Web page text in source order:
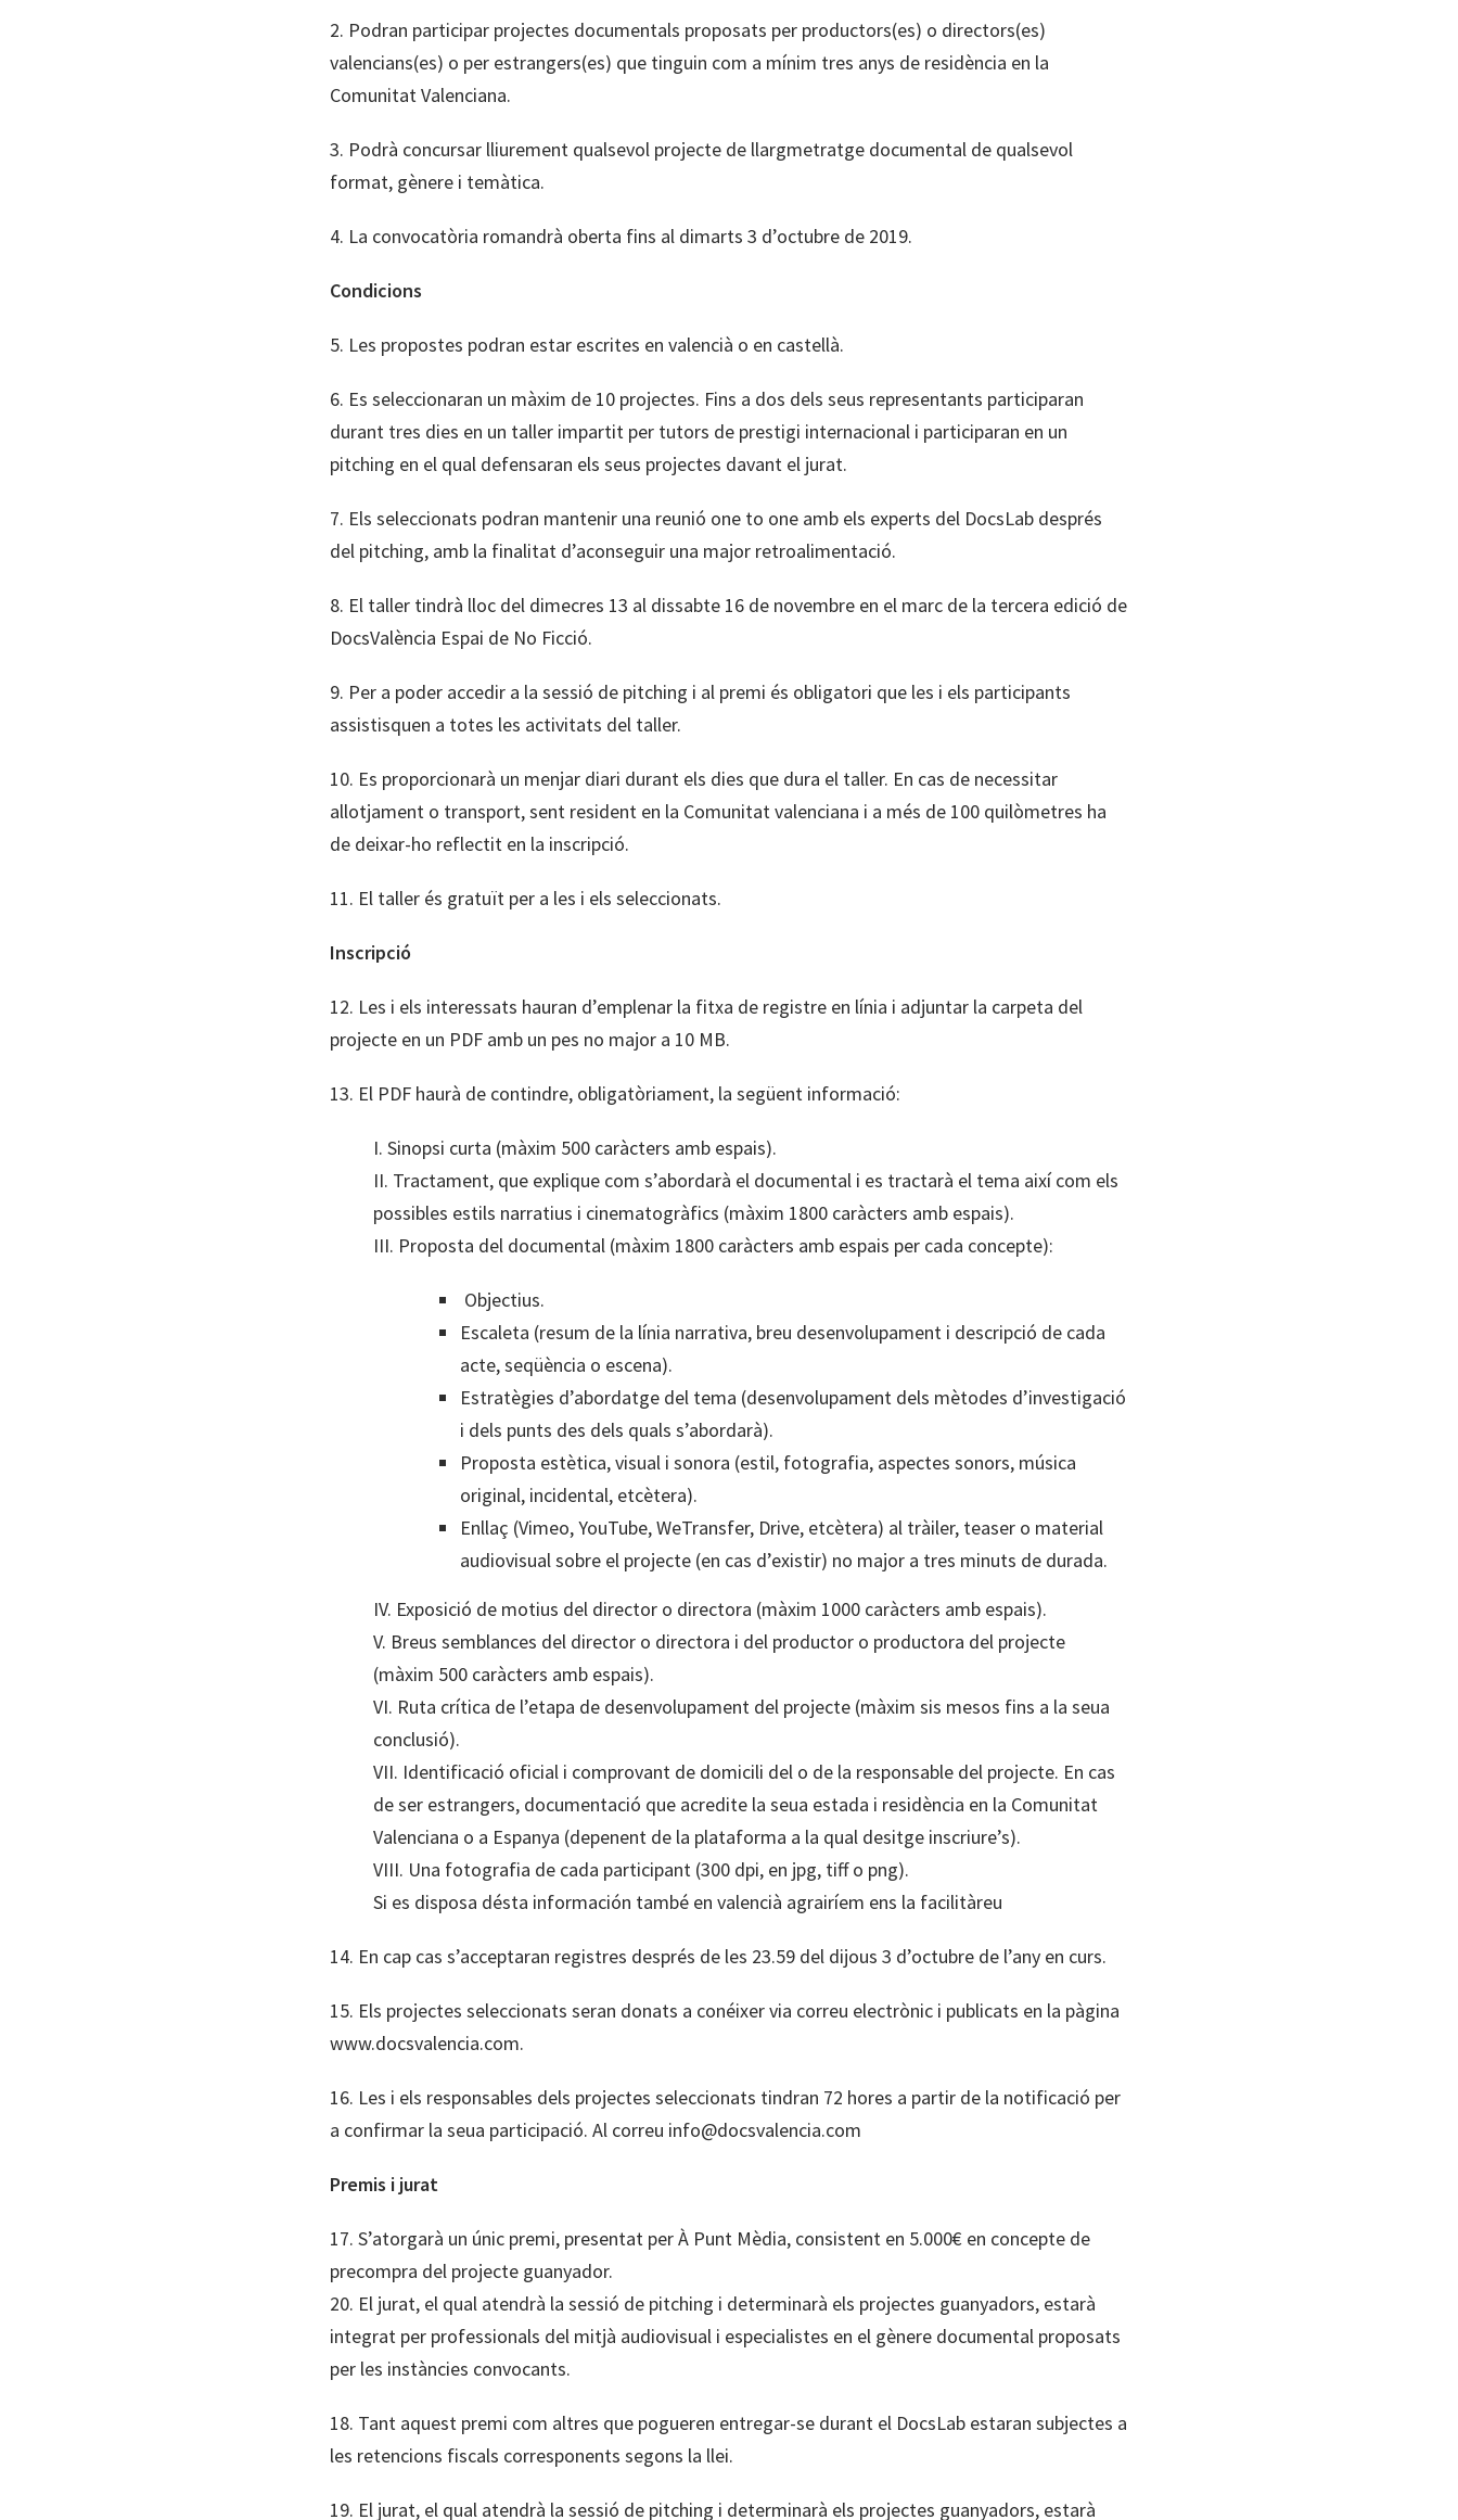
2. Podran participar projectes documentals proposats per productors(es) o directors(es)
valencians(es) o per estrangers(es) que tinguin com a mínim tres anys de residència en la
Comunitat Valenciana.
3. Podrà concursar lliurement qualsevol projecte de llargmetratge documental de qualsevol
format, gènere i temàtica.
4. La convocatòria romandrà oberta fins al dimarts 3 d’octubre de 2019.
Condicions
5. Les propostes podran estar escrites en valencià o en castellà.
6. Es seleccionaran un màxim de 10 projectes. Fins a dos dels seus representants participaran
durant tres dies en un taller impartit per tutors de prestigi internacional i participaran en un
pitching en el qual defensaran els seus projectes davant el jurat.
7. Els seleccionats podran mantenir una reunió one to one amb els experts del DocsLab després
del pitching, amb la finalitat d’aconseguir una major retroalimentació.
8. El taller tindrà lloc del dimecres 13 al dissabte 16 de novembre en el marc de la tercera edició de
DocsValència Espai de No Ficció.
9. Per a poder accedir a la sessió de pitching i al premi és obligatori que les i els participants
assistisquen a totes les activitats del taller.
10. Es proporcionarà un menjar diari durant els dies que dura el taller. En cas de necessitar
allotjament o transport, sent resident en la Comunitat valenciana i a més de 100 quilòmetres ha
de deixar-ho reflectit en la inscripció.
11. El taller és gratuït per a les i els seleccionats.
Inscripció
12. Les i els interessats hauran d’emplenar la fitxa de registre en línia i adjuntar la carpeta del
projecte en un PDF amb un pes no major a 10 MB.
13. El PDF haurà de contindre, obligatòriament, la següent informació:
I. Sinopsi curta (màxim 500 caràcters amb espais).
II. Tractament, que explique com s’abordarà el documental i es tractarà el tema així com els
possibles estils narratius i cinematogràfics (màxim 1800 caràcters amb espais).
III. Proposta del documental (màxim 1800 caràcters amb espais per cada concepte):
Objectius.
Escaleta (resum de la línia narrativa, breu desenvolupament i descripció de cada
acte, seqüència o escena).
Estratègies d’abordatge del tema (desenvolupament dels mètodes d’investigació
i dels punts des dels quals s’abordarà).
Proposta estètica, visual i sonora (estil, fotografia, aspectes sonors, música
original, incidental, etcètera).
Enllaç (Vimeo, YouTube, WeTransfer, Drive, etcètera) al tràiler, teaser o material
audiovisual sobre el projecte (en cas d’existir) no major a tres minuts de durada.
IV. Exposició de motius del director o directora (màxim 1000 caràcters amb espais).
V. Breus semblances del director o directora i del productor o productora del projecte
(màxim 500 caràcters amb espais).
VI. Ruta crítica de l’etapa de desenvolupament del projecte (màxim sis mesos fins a la seua
conclusió).
VII. Identificació oficial i comprovant de domicili del o de la responsable del projecte. En cas
de ser estrangers, documentació que acredite la seua estada i residència en la Comunitat
Valenciana o a Espanya (depenent de la plataforma a la qual desitge inscriure’s).
VIII. Una fotografia de cada participant (300 dpi, en jpg, tiff o png).
Si es disposa désta información també en valencià agrairíem ens la facilitàreu
14. En cap cas s’acceptaran registres després de les 23.59 del dijous 3 d’octubre de l’any en curs.
15. Els projectes seleccionats seran donats a conéixer via correu electrònic i publicats en la pàgina
www.docsvalencia.com.
16. Les i els responsables dels projectes seleccionats tindran 72 hores a partir de la notificació per
a confirmar la seua participació. Al correu info@docsvalencia.com
Premis i jurat
17. S’atorgarà un únic premi, presentat per À Punt Mèdia, consistent en 5.000€ en concepte de
precompra del projecte guanyador.
20. El jurat, el qual atendrà la sessió de pitching i determinarà els projectes guanyadors, estarà
integrat per professionals del mitjà audiovisual i especialistes en el gènere documental proposats
per les instàncies convocants.
18. Tant aquest premi com altres que pogueren entregar-se durant el DocsLab estaran subjectes a
les retencions fiscals corresponents segons la llei.
19. El jurat, el qual atendrà la sessió de pitching i determinarà els projectes guanyadors, estarà